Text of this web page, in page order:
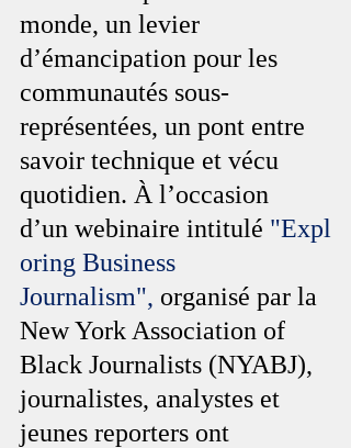
monde, un levier
d’émancipation pour les
communautés sous-
représentées, un pont entre
savoir technique et vécu
quotidien. À l’occasion
d’un webinaire intitulé "Expl
oring Business
Journalism", organisé par la
New York Association of
Black Journalists (NYABJ),
journalistes, analystes et
jeunes reporters ont